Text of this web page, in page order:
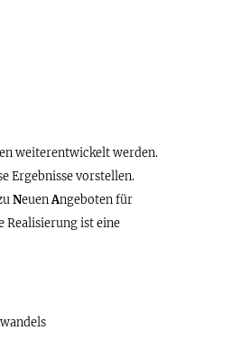
weiterentwickelt werden.
Ergebnisse vorstellen.
NeuenAngeboten für
Realisierung ist eine